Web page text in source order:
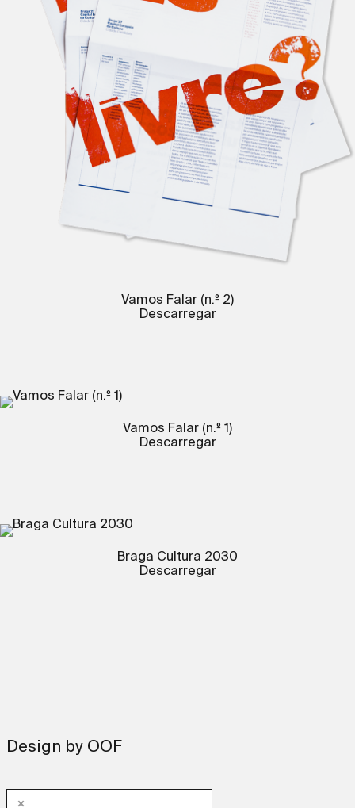
Vamos Falar (n.º 2)
Descarregar
Vamos Falar (n.º 1)
Descarregar
Braga Cultura 2030
Descarregar
Design by OOF